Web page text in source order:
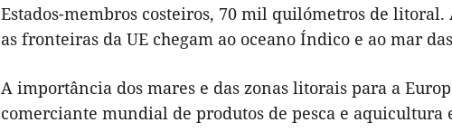
Estados-membros costeiros, 70 mil quilómetros de
as fronteiras da UE chegam ao oceano Índico e ao mar
A importância dos mares e das zonas litorais para a
comerciante mundial de produtos de pesca e